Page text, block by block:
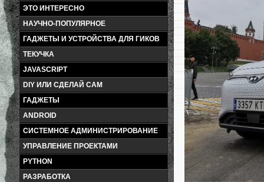
ЭТО ИНТЕРЕСНО
НАУЧНО-ПОПУЛЯРНОЕ
ГАДЖЕТЫ И УСТРОЙСТВА ДЛЯ ГИКОВ
ТЕКУЧКА
JAVASCRIPT
DIY ИЛИ СДЕЛАЙ САМ
ГАДЖЕТЫ
ANDROID
СИСТЕМНОЕ АДМИНИСТРИРОВАНИЕ
УПРАВЛЕНИЕ ПРОЕКТАМИ
PYTHON
РАЗРАБОТКА